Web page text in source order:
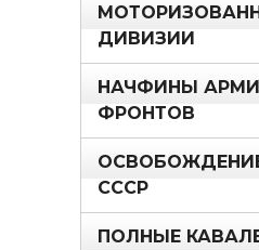
ДИВИЗИИ
НАЧФИНЫ
ФРОНТОВ
СССР
ПОЛНЫЕ